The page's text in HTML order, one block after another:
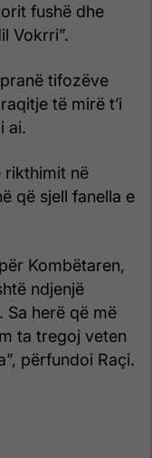
fushë dhe
Vokrri”.
tifozëve
të mirë t’i
ai.
rikthimit në
që sjell fanella e
Kombëtaren,
ndjenjë
Sa herë që më
ta tregoj veten
përfundoi Raçi.